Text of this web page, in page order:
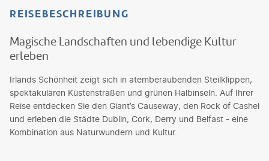
REISEBESCHREIBUNG
Magische Landschaften und lebendige Kultur
erleben
Irlands Schönheit zeigt sich in atemberaubenden Steilklippen,
spektakulären Küstenstraßen und grünen Halbinseln. Auf Ihrer
Reise entdecken Sie den Giant’s Causeway, den Rock of Cashel
und erleben die Städte Dublin, Cork, Derry und Belfast - eine
Kombination aus Naturwundern und Kultur.